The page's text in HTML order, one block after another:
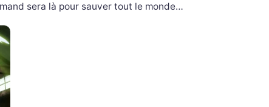
sera là pour sauver tout le monde…